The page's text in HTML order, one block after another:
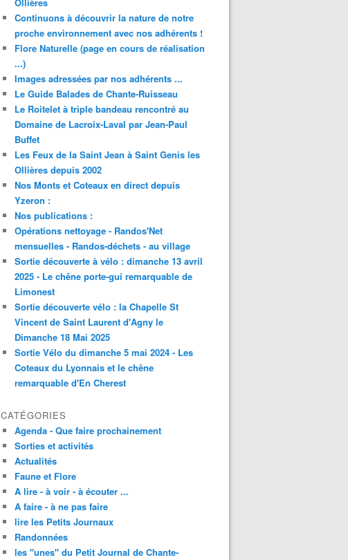
Continuons à découvrir la nature de notre
proche environnement avec nos adhérents !
Flore Naturelle (page en cours de réalisation
...)
Images adressées par nos adhérents ...
Le Guide Balades de Chante-Ruisseau
Le Roitelet à triple bandeau rencontré au
Domaine de Lacroix-Laval par Jean-Paul
Buffet
Les Feux de la Saint Jean à Saint Genis les
Ollières depuis 2002
Nos Monts et Coteaux en direct depuis
Yzeron :
Nos publications :
Opérations nettoyage - Randos'Net
mensuelles - Randos-déchets - au village
Sortie découverte à vélo : dimanche 13 avril
2025 - Le chêne porte-gui remarquable de
Limonest
Sortie découverte vélo : la Chapelle St
Vincent de Saint Laurent d'Agny le
Dimanche 18 Mai 2025
Sortie Vélo du dimanche 5 mai 2024 - Les
Coteaux du Lyonnais et le chêne
remarquable d'En Cherest
CATÉGORIES
Agenda - Que faire prochainement
Sorties et activités
Actualités
Faune et Flore
A lire - à voir - à écouter ...
A faire - à ne pas faire
lire les Petits Journaux
Randonnées
les "unes" du Petit Journal de Chante-